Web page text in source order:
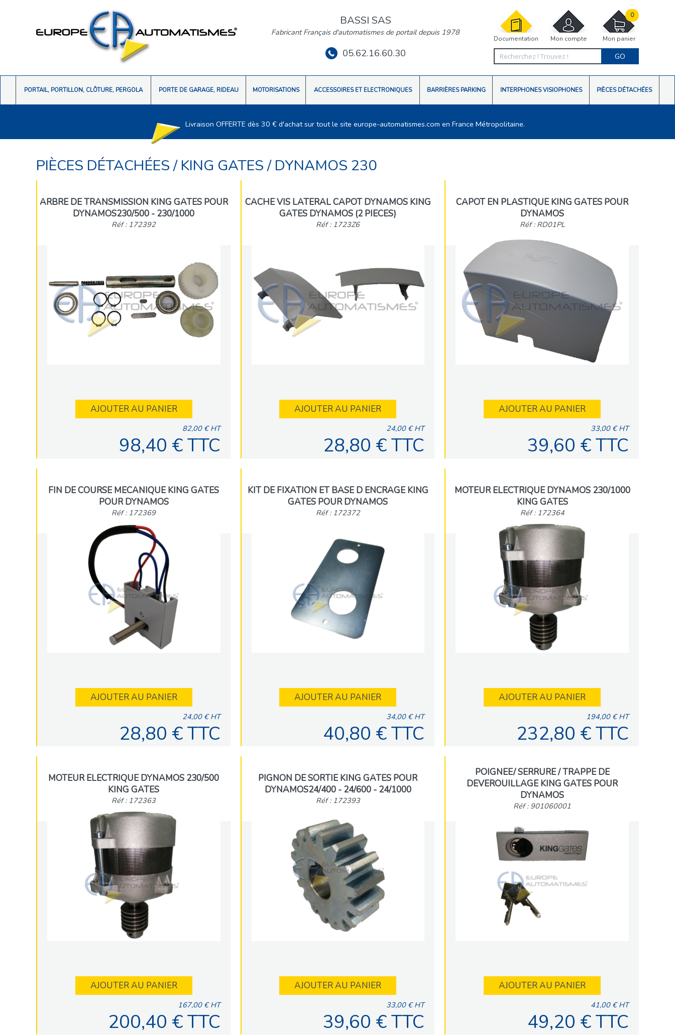
Documentation Mon compte Mon panier
0
GO
BASSI SAS
Fabricant Français d'automatismes de portail depuis 1978
05.62.16.60.30
PORTAIL, PORTILLON, CLÔTURE, PERGOLA PORTE DE GARAGE, RIDEAU MOTORISATIONS ACCESSOIRES ET ELECTRONIQUES BARRIÈRES PARKING INTERPHONES VISIOPHONES PIÈCES DÉTACHÉES
Livraison OFFERTE dès 30 € d'achat sur tout le site europe-automatismes.com en France Métropolitaine.
PIÈCES DÉTACHÉES/ KING GATES/ DYNAMOS 230
ARBRE DE TRANSMISSION KING GATES POUR
DYNAMOS230/500 - 230/1000
Réf : 172392
AJOUTER AU PANIER
82,00 € HT
98,40 € TTC
CACHE VIS LATERAL CAPOT DYNAMOS KING
GATES DYNAMOS (2 PIECES)
Réf : 1723Z6
AJOUTER AU PANIER
24,00 € HT
28,80 € TTC
CAPOT EN PLASTIQUE KING GATES POUR
DYNAMOS
Réf : RD01PL
AJOUTER AU PANIER
33,00 € HT
39,60 € TTC
FIN DE COURSE MECANIQUE KING GATES
POUR DYNAMOS
Réf : 172369
AJOUTER AU PANIER
24,00 € HT
28,80 € TTC
KIT DE FIXATION ET BASE D ENCRAGE KING
GATES POUR DYNAMOS
Réf : 172372
AJOUTER AU PANIER
34,00 € HT
40,80 € TTC
MOTEUR ELECTRIQUE DYNAMOS 230/1000
KING GATES
Réf : 172364
AJOUTER AU PANIER
194,00 € HT
232,80 € TTC
MOTEUR ELECTRIQUE DYNAMOS 230/500
KING GATES
Réf : 172363
AJOUTER AU PANIER
167,00 € HT
200,40 € TTC
PIGNON DE SORTIE KING GATES POUR
DYNAMOS24/400 - 24/600 - 24/1000
Réf : 172393
AJOUTER AU PANIER
33,00 € HT
39,60 € TTC
POIGNEE/ SERRURE / TRAPPE DE
DEVEROUILLAGE KING GATES POUR
DYNAMOS
Réf : 901060001
AJOUTER AU PANIER
41,00 € HT
49,20 € TTC